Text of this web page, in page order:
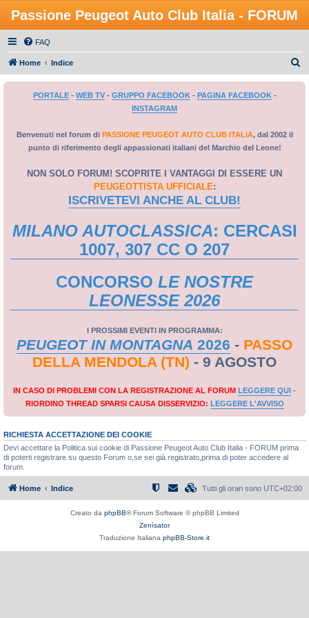
Passione Peugeot Auto Club Italia - FORUM
FAQ
Home Indice
PORTALE- WEB TV- GRUPPO FACEBOOK- PAGINA FACEBOOK-
INSTAGRAM
Benvenuti nel forum di PASSIONE PEUGEOT AUTO CLUB ITALIA, dal 2002 il
punto di riferimento degli appassionati italiani del Marchio del Leone!
NON SOLO FORUM! SCOPRITE I VANTAGGI DI ESSERE UN
PEUGEOTTISTA UFFICIALE:
ISCRIVETEVI ANCHE AL CLUB!
MILANO AUTOCLASSICA: CERCASI
1007, 307 CC O 207
CONCORSO LE NOSTRE
LEONESSE 2026
I PROSSIMI EVENTI IN PROGRAMMA:
PEUGEOT IN MONTAGNA 2026 - PASSO
DELLA MENDOLA (TN) - 9 AGOSTO
IN CASO DI PROBLEMI CON LA REGISTRAZIONE AL FORUM LEGGERE QUI -
RIORDINO THREAD SPARSI CAUSA DISSERVIZIO: LEGGERE L'AVVISO
RICHIESTA ACCETTAZIONE DEI COOKIE
Devi accettare la Politica sui cookie di Passione Peugeot Auto Club Italia - FORUM prima
di poterti registrare su questo Forum o,se sei già registrato,prima di poter accedere al
forum.
Home Indice Tutti gli orari sono UTC+02:00
Creato da phpBB® Forum Software © phpBB Limited
Zenìsator
Traduzione Italiana phpBB-Store.it